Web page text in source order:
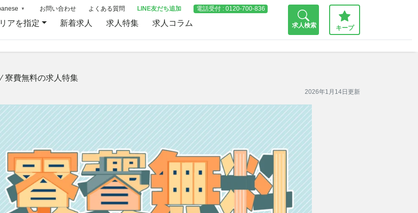
▼ お問い合わせ よくある質問 LINE友だち追加 電話受付 : 0120-700-836
アを指定 新着求人 求人特集 求人コラム 求人検索 キープ
寮費無料の求人特集
2026年1月14日更新